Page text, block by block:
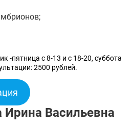
-пятница с 8-13 и с 18-20, суббота
2500 рублей.
Ирина Васильевна